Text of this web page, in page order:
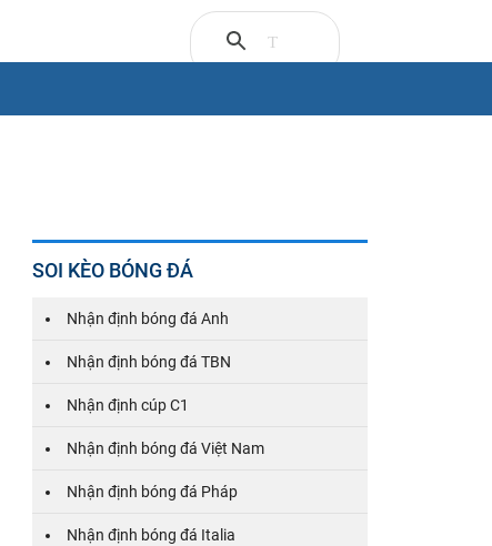
SOI KÈO BÓNG ĐÁ
Nhận định bóng đá Anh
Nhận định bóng đá TBN
Nhận định cúp C1
Nhận định bóng đá Việt Nam
Nhận định bóng đá Pháp
Nhận định bóng đá Italia